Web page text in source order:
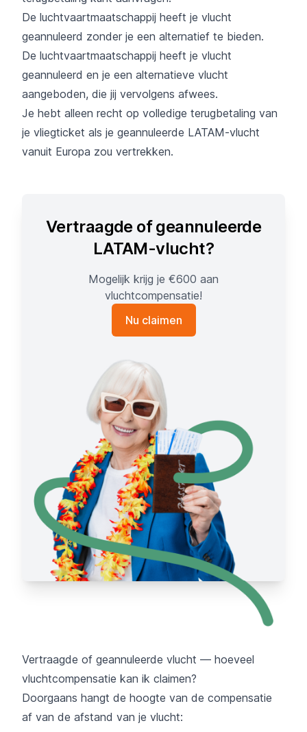
De luchtvaartmaatschappij heeft je vlucht
geannuleerd zonder je een alternatief te bieden.
De luchtvaartmaatschappij heeft je vlucht
geannuleerd en je een alternatieve vlucht
aangeboden, die jij vervolgens afwees.
Je hebt alleen recht op volledige terugbetaling van
je vliegticket als je geannuleerde LATAM-vlucht
vanuit Europa zou vertrekken.
Vertraagde of geannuleerde
LATAM-vlucht?
Mogelijk krijg je €600 aan
vluchtcompensatie!
Nu claimen
Vertraagde of geannuleerde vlucht — hoeveel
vluchtcompensatie kan ik claimen?
Doorgaans hangt de hoogte van de compensatie
af van de afstand van je vlucht: